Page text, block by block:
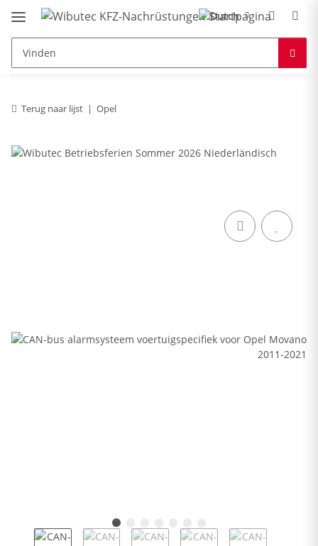
Terug naar lijst Opel